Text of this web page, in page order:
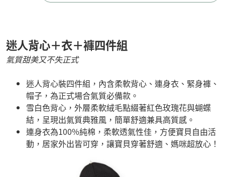
迷人背心＋衣＋褲四件組
氣質甜美又不失正式
迷人背心裝四件組，內含柔軟背心、連身衣、緊身褲、
帽子，為正式場合氣質必備款。
雪白色背心，外層柔軟絨毛點綴著紅色玫瑰花與蝴蝶
結，呈現出氣質典雅風，簡單舒適兼具高質感。
連身衣為100%純棉，柔軟透氣性佳，方便寶貝自由活
動，居家外出皆可穿，讓寶貝穿著舒適、媽咪超放心！